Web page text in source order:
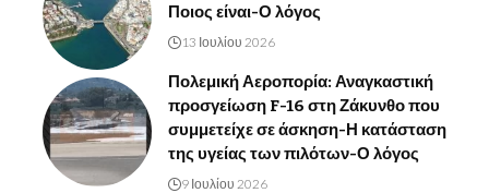
Ποιος είναι-Ο λόγος
13 Ιουλίου 2026
Πολεμική Αεροπορία: Αναγκαστική
προσγείωση F-16 στη Ζάκυνθο που
συμμετείχε σε άσκηση-Η κατάσταση
της υγείας των πιλότων-Ο λόγος
9 Ιουλίου 2026